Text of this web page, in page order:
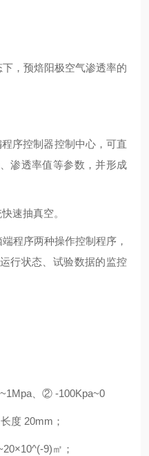
，预焙阳极空气渗透率的
序控制器控制中心，可直
渗透率值等参数，并形成
速抽真空。
程序两种操作控制程序，
行状态、试验数据的监控
、② -100Kpa~0
度 20mm；
9)㎡；